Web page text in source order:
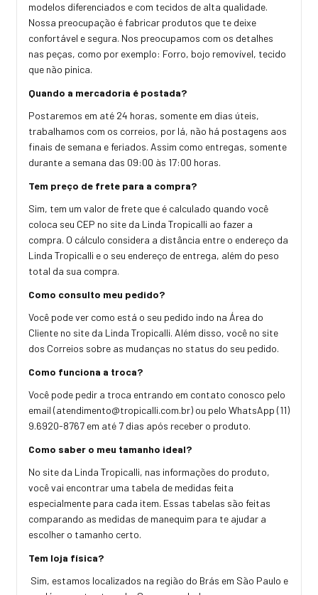
modelos diferenciados e com tecidos de alta qualidade.
Nossa preocupação é fabricar produtos que te deixe
confortável e segura. Nos preocupamos com os detalhes
nas peças, como por exemplo: Forro, bojo removível, tecido
que não pinica.
Quando a mercadoria é postada?
Postaremos em até 24 horas, somente em dias úteis,
trabalhamos com os correios, por lá, não há postagens aos
finais de semana e feriados. Assim como entregas, somente
durante a semana das 09:00 às 17:00 horas.
Tem preço de frete para a compra?
Sim, tem um valor de frete que é calculado quando você
coloca seu CEP no site da Linda Tropicalli ao fazer a
compra. O cálculo considera a distância entre o endereço da
Linda Tropicalli e o seu endereço de entrega, além do peso
total da sua compra.
Como consulto meu pedido?
Você pode ver como está o seu pedido indo na Área do
Cliente no site da Linda Tropicalli. Além disso, você no site
dos Correios sobre as mudanças no status do seu pedido.
Como funciona a troca?
Você pode pedir a troca entrando em contato conosco pelo
email (atendimento@tropicalli.com.br) ou pelo WhatsApp (11)
9.6920-8767 em até 7 dias após receber o produto.
Como saber o meu tamanho ideal?
No site da Linda Tropicalli, nas informações do produto,
você vai encontrar uma tabela de medidas feita
especialmente para cada item. Essas tabelas são feitas
comparando as medidas de manequim para te ajudar a
escolher o tamanho certo.
Tem loja física?
Sim, estamos localizados na região do Brás em São Paulo e